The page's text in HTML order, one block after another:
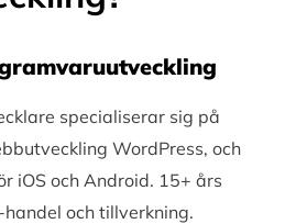
specialiserar sig på
WordPress, och
iOS och Android. 15+ års
och tillverkning.